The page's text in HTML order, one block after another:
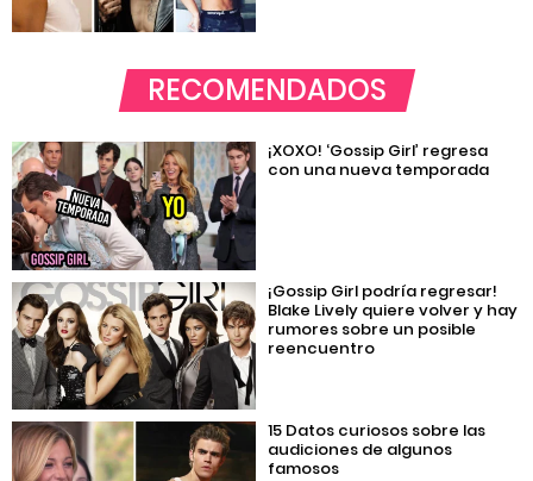
RECOMENDADOS
¡XOXO! ‘Gossip Girl’ regresa
con una nueva temporada
¡Gossip Girl podría regresar!
Blake Lively quiere volver y hay
rumores sobre un posible
reencuentro
15 Datos curiosos sobre las
audiciones de algunos
famosos